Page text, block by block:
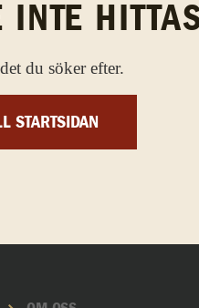
du söker efter.
STARTSIDAN